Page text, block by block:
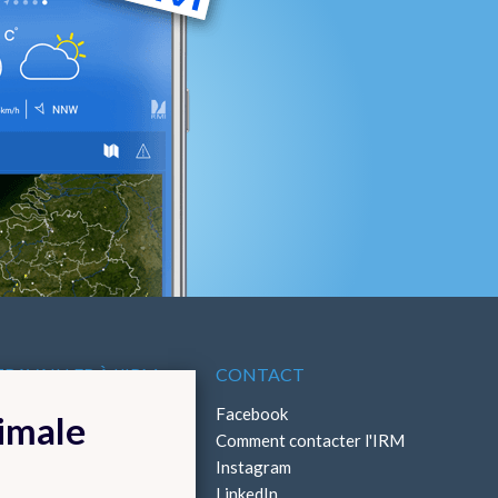
À L'IRM CONTACT
Facebook
Comment contacter l'IRM
Instagram
LinkedIn